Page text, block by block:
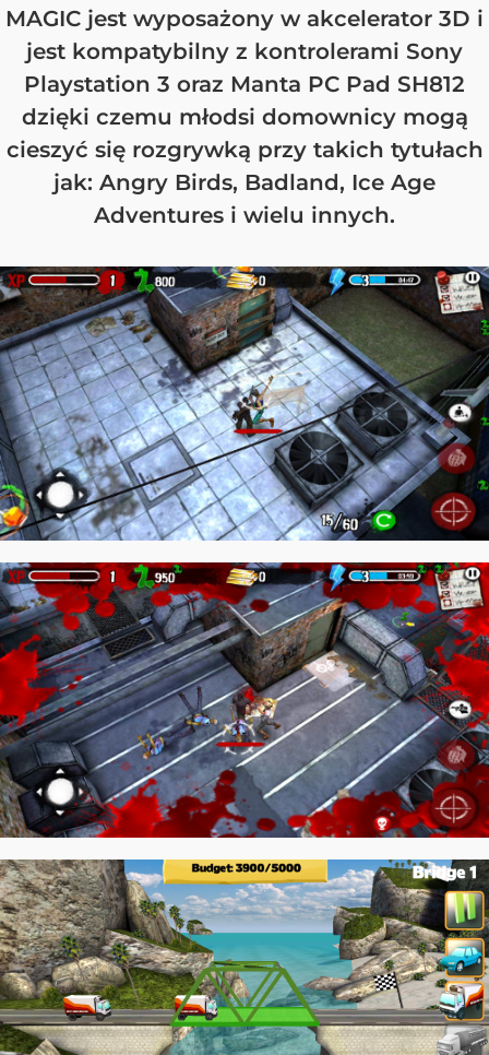
MAGIC jest wyposażony w akcelerator 3D i
jest kompatybilny z kontrolerami Sony
Playstation 3 oraz Manta PC Pad SH812
dzięki czemu młodsi domownicy mogą
cieszyć się rozgrywką przy takich tytułach
jak: Angry Birds, Badland, Ice Age
Adventures i wielu innych.